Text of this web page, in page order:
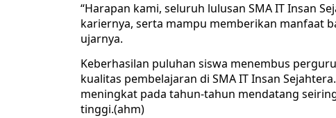
“Harapan kami, seluruh lulusan SMA IT Insan
kariernya, serta mampu memberikan manfaat
ujarnya.
Keberhasilan puluhan siswa menembus
kualitas pembelajaran di SMA IT Insan
meningkat pada tahun-tahun mendatang
tinggi.(ahm)